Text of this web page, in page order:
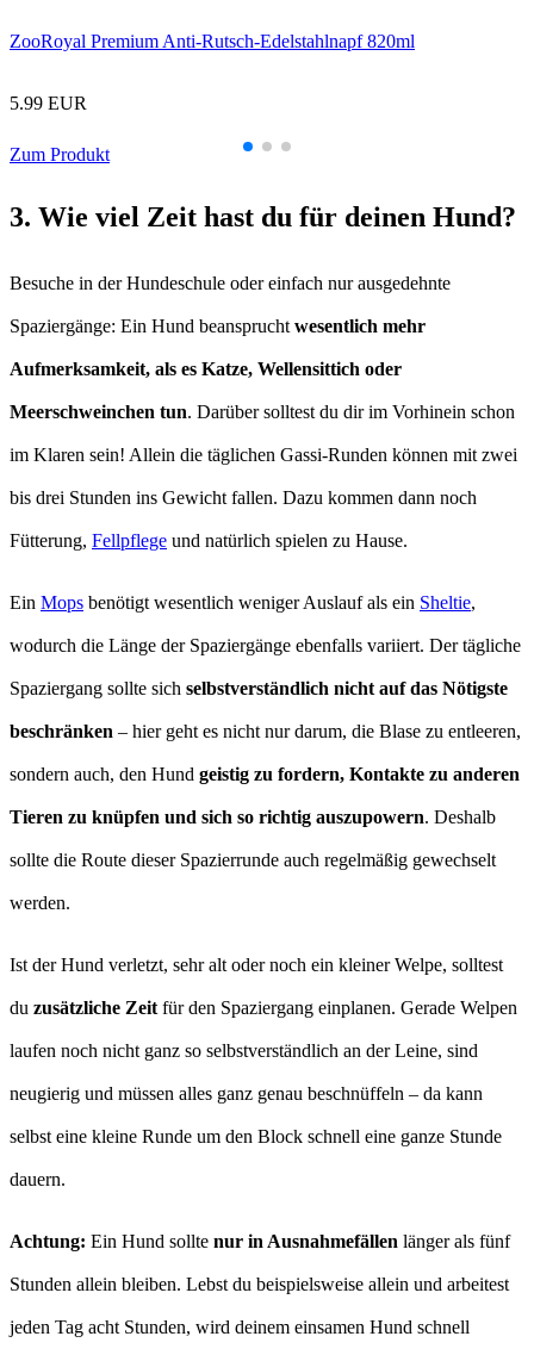
ZooRoyal Premium Anti-Rutsch-Edelstahlnapf 820ml
5.99 EUR
Zum Produkt
3. Wie viel Zeit hast du für deinen Hund?
Besuche in der Hundeschule oder einfach nur ausgedehnte
Spaziergänge: Ein Hund beansprucht wesentlich mehr
Aufmerksamkeit, als es Katze, Wellensittich oder
Meerschweinchen tun. Darüber solltest du dir im Vorhinein schon
im Klaren sein! Allein die täglichen Gassi-Runden können mit zwei
bis drei Stunden ins Gewicht fallen. Dazu kommen dann noch
Fütterung, Fellpflege und natürlich spielen zu Hause.
Ein Mops benötigt wesentlich weniger Auslauf als ein Sheltie,
wodurch die Länge der Spaziergänge ebenfalls variiert. Der tägliche
Spaziergang sollte sich selbstverständlich nicht auf das Nötigste
beschränken – hier geht es nicht nur darum, die Blase zu entleeren,
sondern auch, den Hund geistig zu fordern, Kontakte zu anderen
Tieren zu knüpfen und sich so richtig auszupowern. Deshalb
sollte die Route dieser Spazierrunde auch regelmäßig gewechselt
werden.
Ist der Hund verletzt, sehr alt oder noch ein kleiner Welpe, solltest
du zusätzliche Zeit für den Spaziergang einplanen. Gerade Welpen
laufen noch nicht ganz so selbstverständlich an der Leine, sind
neugierig und müssen alles ganz genau beschnüffeln – da kann
selbst eine kleine Runde um den Block schnell eine ganze Stunde
dauern.
Achtung: Ein Hund sollte nur in Ausnahmefällen länger als fünf
Stunden allein bleiben. Lebst du beispielsweise allein und arbeitest
jeden Tag acht Stunden, wird deinem einsamen Hund schnell